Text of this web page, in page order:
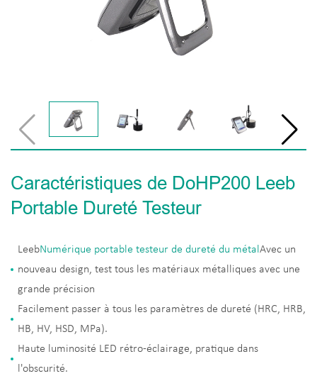
Caractéristiques de DoHP200 Leeb
Portable Dureté Testeur
LeebNumérique portable testeur de dureté du métal Avec un
nouveau design, test tous les matériaux métalliques avec une
grande précision
Facilement passer à tous les paramètres de dureté (HRC, HRB,
HB, HV, HSD, MPa).
Haute luminosité LED rétro-éclairage, pratique dans
l'obscurité.